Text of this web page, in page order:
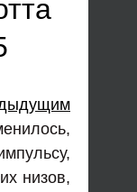
низов,